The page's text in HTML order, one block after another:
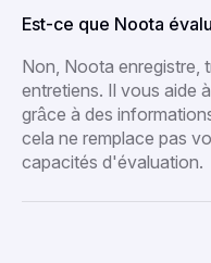
Est-ce que Noota
Non, Noota enregistre,
entretiens. Il vous aide
grâce à des
cela ne remplace pas
capacités d'évaluation.